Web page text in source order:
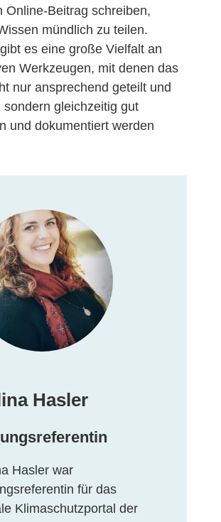
Online-Beitrag schreiben,
mündlich zu teilen.
es eine große Vielfalt an
Werkzeugen, mit denen das
nur ansprechend geteilt und
sondern gleichzeitig gut
und dokumentiert werden
Hasler
Hasler war
für das
Klimaschutzportal der